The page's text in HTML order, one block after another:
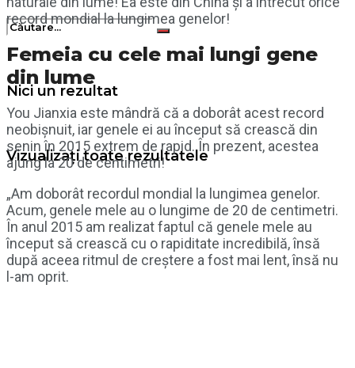
Nici un rezultat
Vizualizați toate rezultatele
record mondial la lungimea genelor!
Femeia cu cele mai lungi gene
din lume
You Jianxia este mândră că a doborât acest record
neobișnuit, iar genele ei au început să crească din
senin în 2015 extrem de rapid. În prezent, acestea
ajung la 20 de centimetri!
„Am doborât recordul mondial la lungimea genelor.
Acum, genele mele au o lungime de 20 de centimetri.
În anul 2015 am realizat faptul că genele mele au
început să crească cu o rapiditate incredibilă, însă
după aceea ritmul de creștere a fost mai lent, însă nu
l-am oprit.